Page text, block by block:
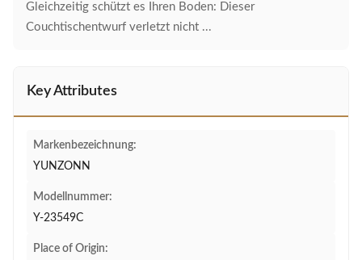
Gleichzeitig schützt es Ihren Boden: Dieser
Couchtischentwurf verletzt nicht ...
Key Attributes
Markenbezeichnung:
YUNZONN
Modellnummer:
Y-23549C
Place of Origin: